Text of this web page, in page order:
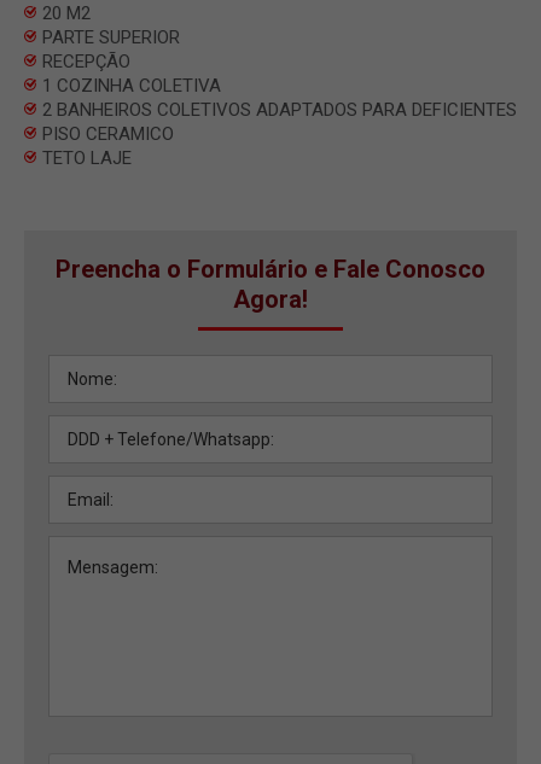
20 M2
PARTE SUPERIOR
RECEPÇÃO
1 COZINHA COLETIVA
2 BANHEIROS COLETIVOS ADAPTADOS PARA DEFICIENTES
PISO CERAMICO
TETO LAJE
Preencha o Formulário e Fale Conosco
Agora!